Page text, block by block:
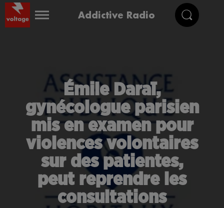
Addictive Radio
Émile Daraï,
gynécologue parisien
mis en examen pour
violences volontaires
sur des patientes,
peut reprendre les
consultations